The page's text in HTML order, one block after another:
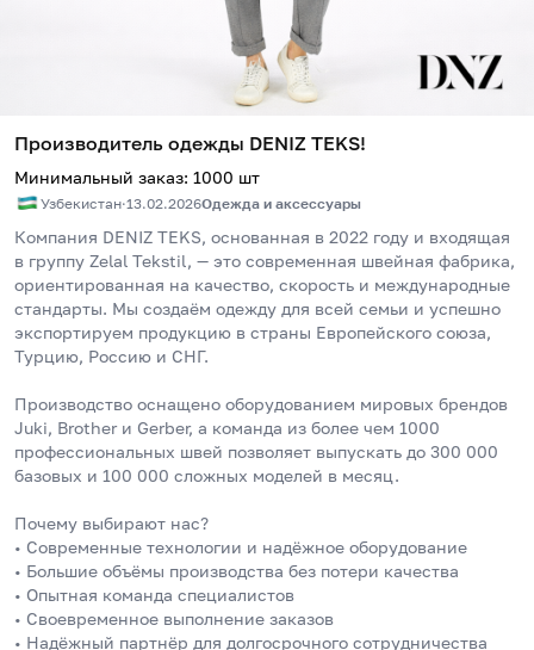
Производитель одежды DENIZ TEKS!
Минимальный заказ: 1000 шт
Узбекистан·13.02.2026Одежда и аксессуары
Компания DENIZ TEKS, основанная в 2022 году и входящая
в группу Zelal Tekstil, — это современная швейная фабрика,
ориентированная на качество, скорость и международные
стандарты. Мы создаём одежду для всей семьи и успешно
экспортируем продукцию в страны Европейского союза,
Турцию, Россию и СНГ.
Производство оснащено оборудованием мировых брендов
Juki, Brother и Gerber, а команда из более чем 1000
профессиональных швей позволяет выпускать до 300 000
базовых и 100 000 сложных моделей в месяц.
Почему выбирают нас?
• Современные технологии и надёжное оборудование
• Большие объёмы производства без потери качества
• Опытная команда специалистов
• Своевременное выполнение заказов
• Надёжный партнёр для долгосрочного сотрудничества